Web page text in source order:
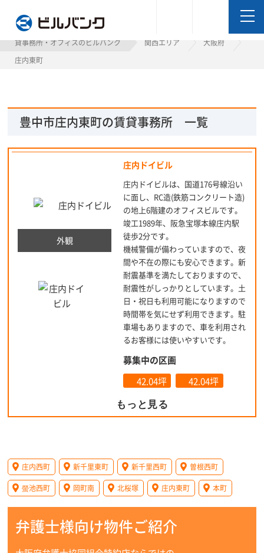
貸事務所・オフィスのビルバンク 関西エリア
大阪府
庄内東町
豊中市庄内東町の賃貸事務所 一覧
外観
庄内ドイビル
庄内ドイビルは、国道176号線沿い
に面し、RC造(鉄筋コンクリート造)
の地上6階建のオフィスビルです。
竣工1989年、阪急宝塚本線庄内駅
徒歩2分です。
機械警備が備わっていますので、夜
間や不在の際にも安心できます。新
耐震基準を満たしておりますので、
耐震性がしっかりとしています。土
日・祝日も利用可能になりますので
時間帯を気にせず利用できます。駐
車場もありますので、車を利用され
るお客様には使いやすいです。
募集中の区画
42.04坪
42.04坪
もっと見る
庄内西町 新千里東町 新千里西町 曽根西町
螢池西町 岡町南 北桜塚 庄内東町 本町
弁護士様向け物件ご紹介